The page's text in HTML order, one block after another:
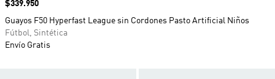
Precio
$339.950
Guayos F50 Hyperfast League sin Cordones Pasto Artificial Niños
Fútbol, Sintética
Envío Gratis